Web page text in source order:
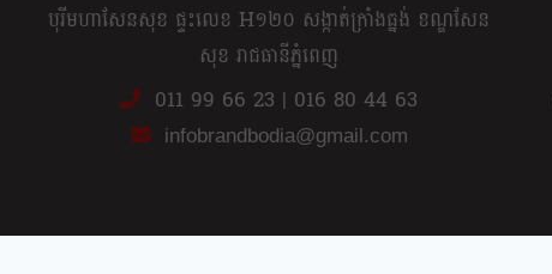
បុរីមហាសែនសុខ ផ្ទះលេខ H១២០ សង្កាត់ក្រាំងធ្នង់ ខណ្ឌសែន
សុខ រាជធានីភ្នំពេញ
011 99 66 23 | 016 80 44 63
infobrandbodia@gmail.com